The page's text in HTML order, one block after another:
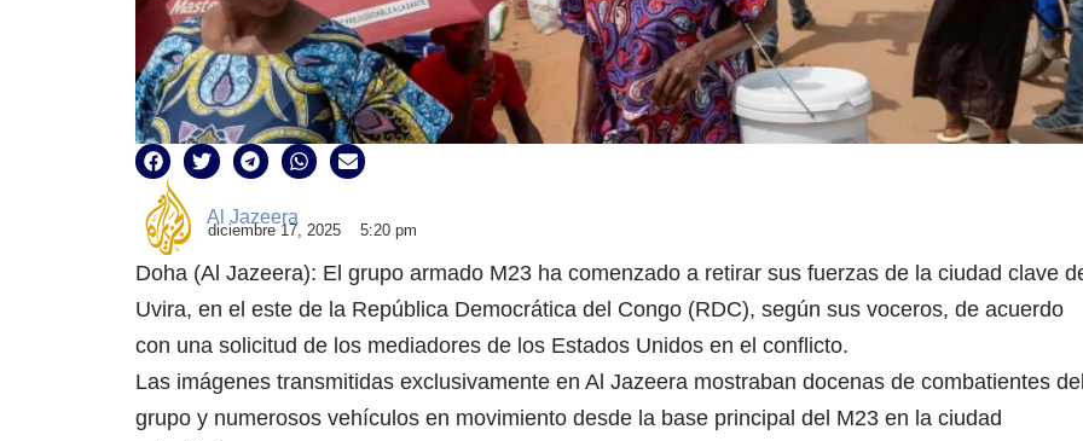
Al Jazeera
diciembre 17, 2025 5:20 pm
Doha (Al Jazeera): El grupo armado M23 ha comenzado a retirar sus fuerzas de la ciudad clave
Uvira, en el este de la República Democrática del Congo (RDC), según sus voceros, de acuerdo
con una solicitud de los mediadores de los Estados Unidos en el conflicto.
Las imágenes transmitidas exclusivamente en Al Jazeera mostraban docenas de combatientes del
grupo y numerosos vehículos en movimiento desde la base principal del M23 en la ciudad